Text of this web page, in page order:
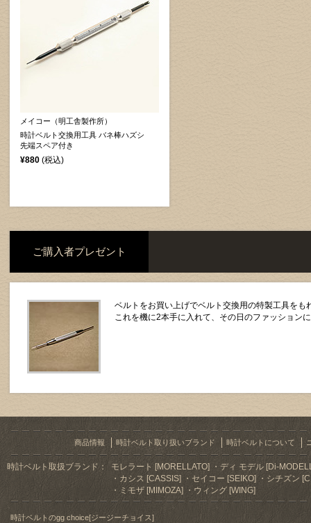
メイコー（明工舎製作所）
時計ベルト交換用工具 バネ棒ハズシ
先端スペア付き
¥880 (税込)
ご購入者プレゼント
ベルトをお買い上げでベルト交換用の特製工具をも
これを機に2本手に入れて、その日のファッション
商品情報 時計ベルト取り扱いブランド 時計ベルトについて
時計ベルト取扱ブランド： モレラート [MORELLATO]
ディ モデル [Di-
カシス [CASSIS]
セイコー [SEIKO]
シチズン
ミモザ [MIMOZA]
ウィング [WING]
時計ベルトのgg choice[ジージーチョイス]